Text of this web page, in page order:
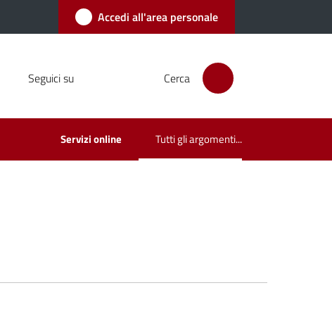
Accedi all'area personale
Seguici su Cerca
Servizi online Tutti gli argomenti...
Menu selezionato